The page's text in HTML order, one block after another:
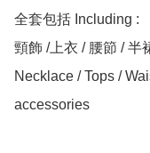
全套包括 Including :
頸飾 /上衣 / 腰節 / 半
Necklace / Tops /
accessories